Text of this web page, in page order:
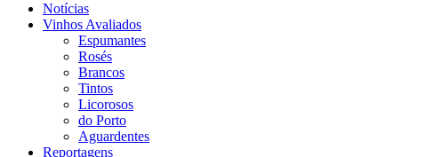
Notícias
Vinhos Avaliados
Espumantes
Rosés
Brancos
Tintos
Licorosos
do Porto
Aguardentes
Reportagens